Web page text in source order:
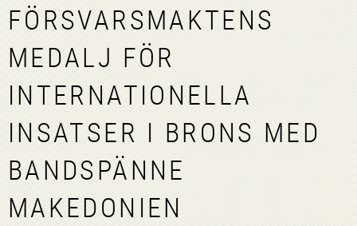
FÖRSVARSMAKTENS
MEDALJ FÖR
INTERNATIONELLA
INSATSER I BRONS MED
BANDSPÄNNE
MAKEDONIEN